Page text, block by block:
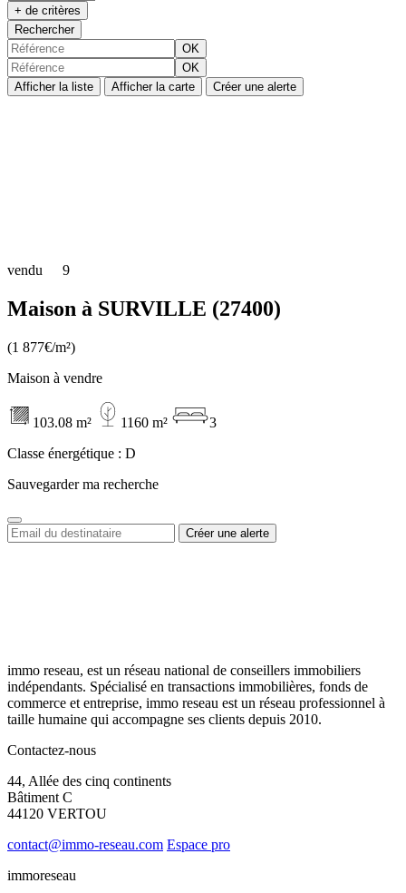
+ de critères
Rechercher
OK
OK
Afficher la liste
Afficher la carte Créer une alerte
vendu 9
Maison à SURVILLE (27400)
(1 877€/m²)
Maison à vendre
103.08 m² 1160 m²
3
Classe énergétique : D
Sauvegarder ma recherche
immo reseau, est un réseau national de conseillers immobiliers
indépendants. Spécialisé en transactions immobilières, fonds de
commerce et entreprise, immo reseau est un réseau professionnel à
taille humaine qui accompagne ses clients depuis 2010.
Contactez-nous
44, Allée des cinq continents
Bâtiment C
44120 VERTOU
contact@immo-reseau.com Espace pro
immoreseau